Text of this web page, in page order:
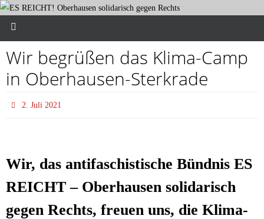
Wir begrü­ßen das Kli­ma-Camp
in Oberhausen-Sterkrade
2. Juli 2021
Wir, das anti­fa­schis­ti­sche Bünd­nis ES
REICHT – Ober­hau­sen soli­da­risch
gegen Rechts, freu­en uns, die Kli­ma­